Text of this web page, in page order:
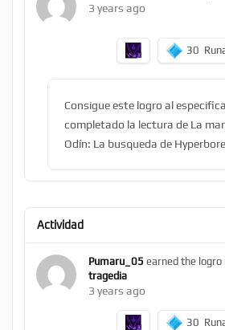
3 years ago
30
Consigue este logro al
completado la lectura de La
Odín: La busqueda de
Actividad
Pumaru_05 earned the logro
tragedia
3 years ago
30